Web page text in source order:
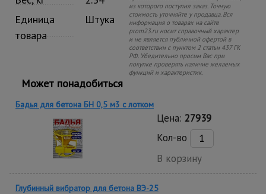
Единица
товара
Штука
из которого поступил заказ. Точную
стоимость уточняйте у продавца. Вся
информация о товарах на сайте
prom23.ru носит справочный характер
и не является публичной офертой в
соответствии с пунктом 2 статьи 437 ГК
РФ. Убедительно просим Вас при
покупке проверять наличие желаемых
функций и характеристик.
Может понадобиться
Бадья для бетона БН 0,5 м3 с лотком
Цена: 27939
Кол-во
В корзину
Глубинный вибратор для бетона ВЭ-25